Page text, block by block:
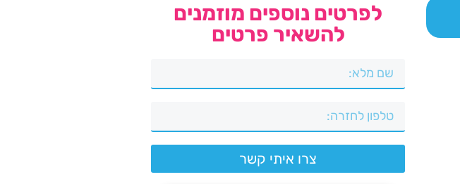
לפרטים נוספים מוזמנים
להשאיר פרטים
צרו איתי קשר